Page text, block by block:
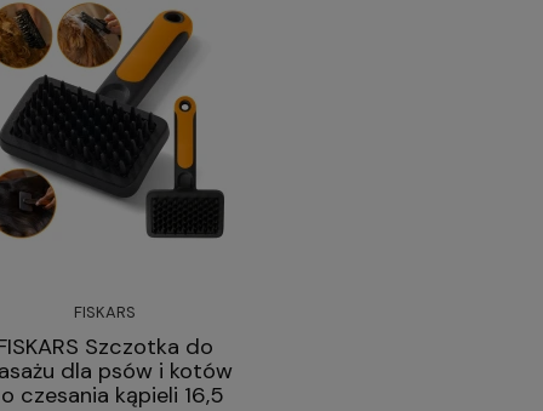
FISKARS
Szczotka do
dla psów i kotów
czesania kąpieli 16,5